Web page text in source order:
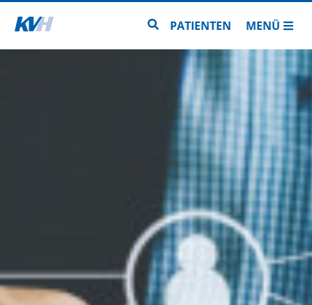
Zur Startseite Zur Seitensuche
PATIENTEN MENÜ